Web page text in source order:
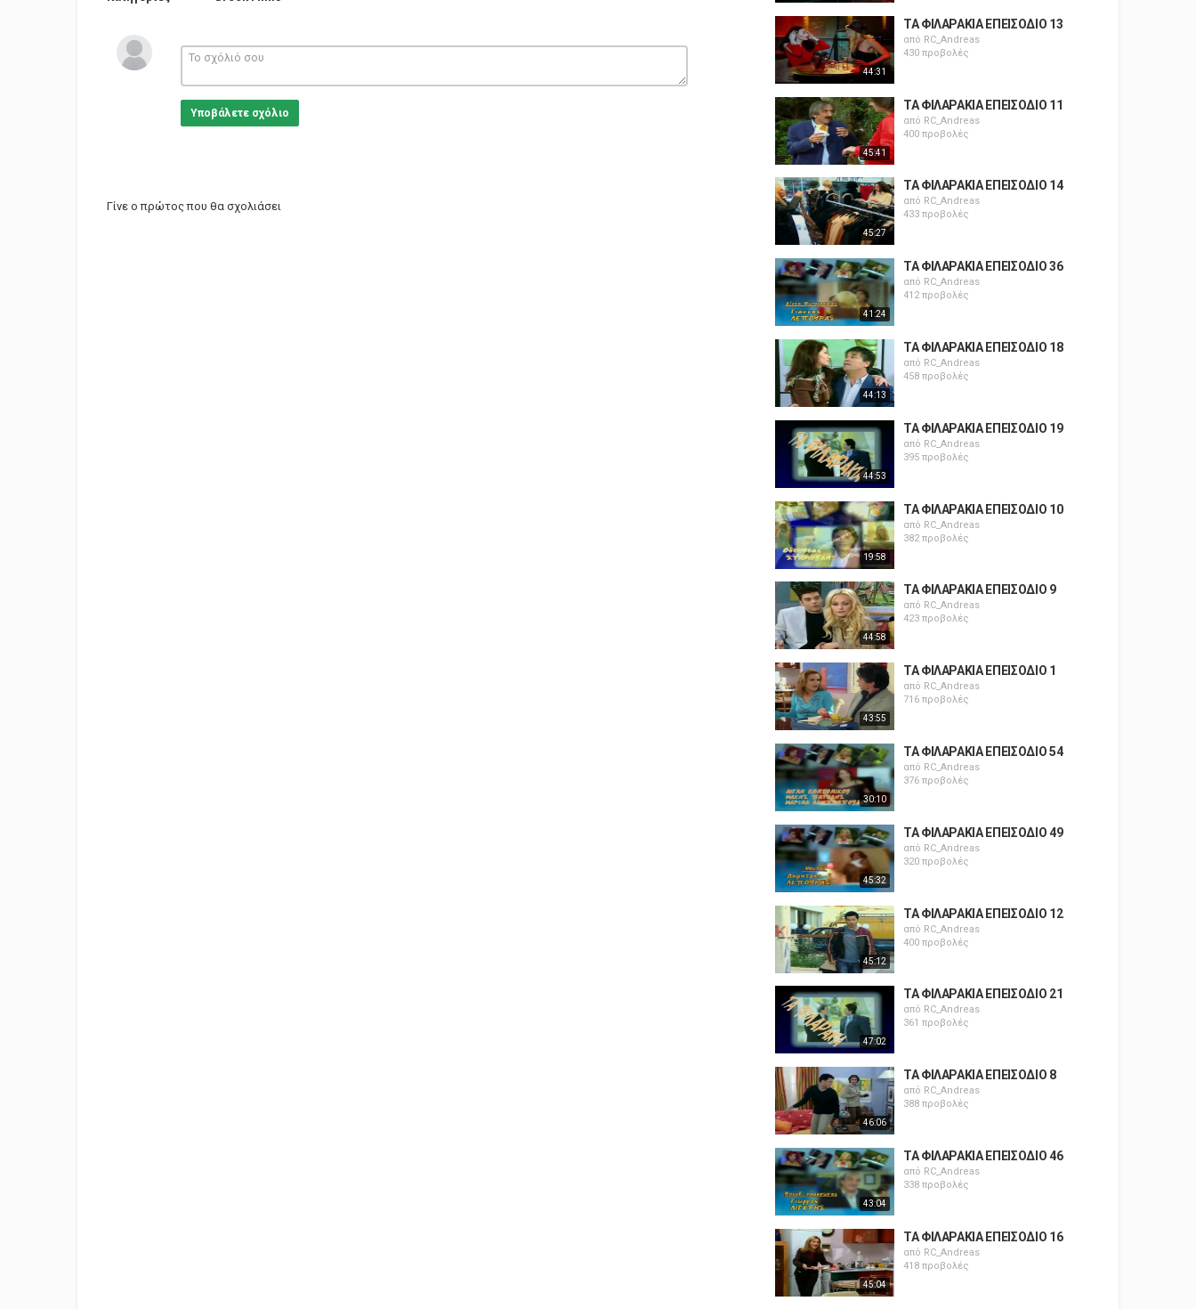
Υποβάλετε σχόλιο
Γίνε ο πρώτος που θα σχολιάσει
44:31
ΤΑ ΦΙΛΑΡΑΚΙΑ ΕΠΕΙΣΟΔΙΟ 13
από RC_Andreas
430 προβολές
45:41
ΤΑ ΦΙΛΑΡΑΚΙΑ ΕΠΕΙΣΟΔΙΟ 11
από RC_Andreas
400 προβολές
45:27
ΤΑ ΦΙΛΑΡΑΚΙΑ ΕΠΕΙΣΟΔΙΟ 14
από RC_Andreas
433 προβολές
41:24
ΤΑ ΦΙΛΑΡΑΚΙΑ ΕΠΕΙΣΟΔΙΟ 36
από RC_Andreas
412 προβολές
44:13
ΤΑ ΦΙΛΑΡΑΚΙΑ ΕΠΕΙΣΟΔΙΟ 18
από RC_Andreas
458 προβολές
44:53
ΤΑ ΦΙΛΑΡΑΚΙΑ ΕΠΕΙΣΟΔΙΟ 19
από RC_Andreas
395 προβολές
19:58
ΤΑ ΦΙΛΑΡΑΚΙΑ ΕΠΕΙΣΟΔΙΟ 10
από RC_Andreas
382 προβολές
44:58
ΤΑ ΦΙΛΑΡΑΚΙΑ ΕΠΕΙΣΟΔΙΟ 9
από RC_Andreas
423 προβολές
43:55
ΤΑ ΦΙΛΑΡΑΚΙΑ ΕΠΕΙΣΟΔΙΟ 1
από RC_Andreas
716 προβολές
30:10
ΤΑ ΦΙΛΑΡΑΚΙΑ ΕΠΕΙΣΟΔΙΟ 54
από RC_Andreas
376 προβολές
45:32
ΤΑ ΦΙΛΑΡΑΚΙΑ ΕΠΕΙΣΟΔΙΟ 49
από RC_Andreas
320 προβολές
45:12
ΤΑ ΦΙΛΑΡΑΚΙΑ ΕΠΕΙΣΟΔΙΟ 12
από RC_Andreas
400 προβολές
47:02
ΤΑ ΦΙΛΑΡΑΚΙΑ ΕΠΕΙΣΟΔΙΟ 21
από RC_Andreas
361 προβολές
46:06
ΤΑ ΦΙΛΑΡΑΚΙΑ ΕΠΕΙΣΟΔΙΟ 8
από RC_Andreas
388 προβολές
43:04
ΤΑ ΦΙΛΑΡΑΚΙΑ ΕΠΕΙΣΟΔΙΟ 46
από RC_Andreas
338 προβολές
45:04
ΤΑ ΦΙΛΑΡΑΚΙΑ ΕΠΕΙΣΟΔΙΟ 16
από RC_Andreas
418 προβολές